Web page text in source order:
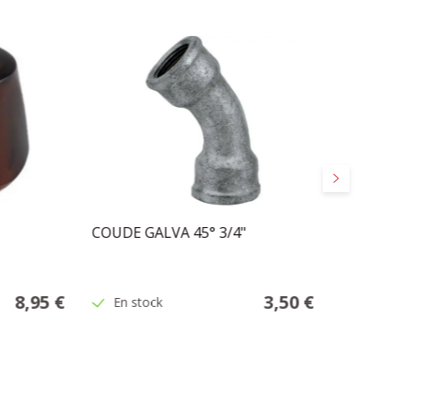
Suivant
8,95 €
COUDE GALVA 45° 3/4"
En stock 3,50 €